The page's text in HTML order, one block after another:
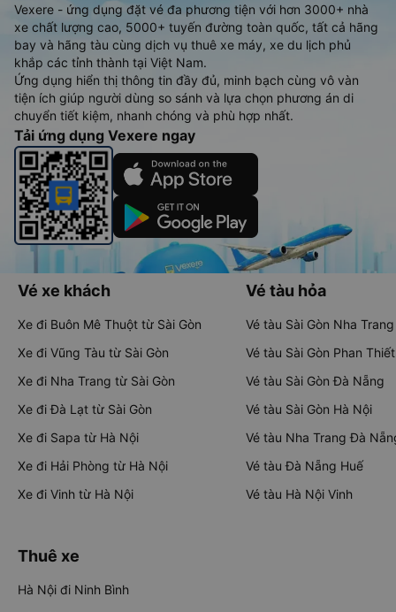
Vexere - ứng dụng đặt vé đa phương tiện với hơn 3000+ nhà
xe chất lượng cao, 5000+ tuyến đường toàn quốc, tất cả hãng
bay và hãng tàu cùng dịch vụ thuê xe máy, xe du lịch phủ
khắp các tỉnh thành tại Việt Nam.
Ứng dụng hiển thị thông tin đầy đủ, minh bạch cùng vô vàn
tiện ích giúp người dùng so sánh và lựa chọn phương án di
chuyển tiết kiệm, nhanh chóng và phù hợp nhất.
Tải ứng dụng Vexere ngay
Vé xe khách
Xe đi Buôn Mê Thuột từ Sài Gòn
Xe đi Vũng Tàu từ Sài Gòn
Xe đi Nha Trang từ Sài Gòn
Xe đi Đà Lạt từ Sài Gòn
Xe đi Sapa từ Hà Nội
Xe đi Hải Phòng từ Hà Nội
Xe đi Vinh từ Hà Nội
Vé tàu hỏa
Vé tàu Sài Gòn Nha Trang
Vé tàu Sài Gòn Phan Thiết
Vé tàu Sài Gòn Đà Nẵng
Vé tàu Sài Gòn Hà Nội
Vé tàu Nha Trang Đà
Vé tàu Đà Nẵng Huế
Vé tàu Hà Nội Vinh
Thuê xe
Hà Nội đi Ninh Bình